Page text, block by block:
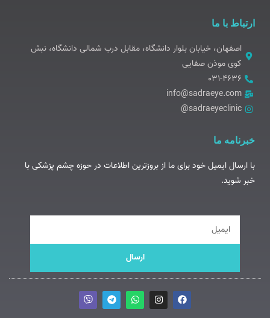
ارتباط با ما
اصفهان، خیابان بلوار دانشگاه، مقابل درب شمالی دانشگاه، نبش
کوی موذن صفایی
۰۳۱-۴۶۳۶
info@sadraeye.com
sadraeyeclinic@
خبرنامه ما
با ارسال ایمیل خود برای ما از بروزترین اطلاعات در حوزه چشم پزشکی با
خبر شوید.
ارسال
F
a
c
I
n
s
W
h
a
T
e
l
V
i
b